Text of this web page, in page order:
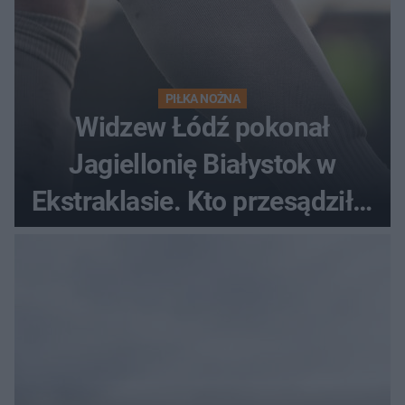
PIŁKA NOŻNA
Widzew Łódź pokonał
Jagiellonię Białystok w
Ekstraklasie. Kto przesądził o
losach meczu?